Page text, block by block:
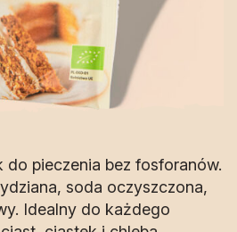
do pieczenia bez fosforanów.
soda oczyszczona,
Idealny do każdego